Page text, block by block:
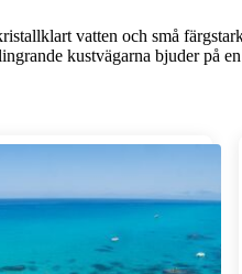
vatten och små
kustvägarna bjuder på